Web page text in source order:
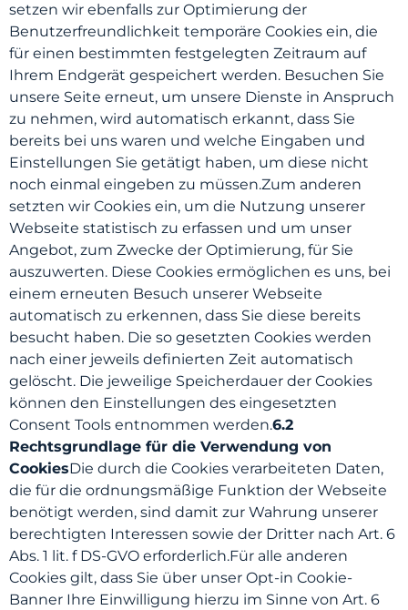
setzen wir ebenfalls zur Optimierung der
Benutzerfreundlichkeit temporäre Cookies ein, die
für einen bestimmten festgelegten Zeitraum auf
Ihrem Endgerät gespeichert werden. Besuchen Sie
unsere Seite erneut, um unsere Dienste in Anspruch
zu nehmen, wird automatisch erkannt, dass Sie
bereits bei uns waren und welche Eingaben und
Einstellungen Sie getätigt haben, um diese nicht
noch einmal eingeben zu müssen.Zum anderen
setzten wir Cookies ein, um die Nutzung unserer
Webseite statistisch zu erfassen und um unser
Angebot, zum Zwecke der Optimierung, für Sie
auszuwerten. Diese Cookies ermöglichen es uns, bei
einem erneuten Besuch unserer Webseite
automatisch zu erkennen, dass Sie diese bereits
besucht haben. Die so gesetzten Cookies werden
nach einer jeweils definierten Zeit automatisch
gelöscht. Die jeweilige Speicherdauer der Cookies
können den Einstellungen des eingesetzten
Consent Tools entnommen werden.6.2
Rechtsgrundlage für die Verwendung von
CookiesDie durch die Cookies verarbeiteten Daten,
die für die ordnungsmäßige Funktion der Webseite
benötigt werden, sind damit zur Wahrung unserer
berechtigten Interessen sowie der Dritter nach Art. 6
Abs. 1 lit. f DS-GVO erforderlich.Für alle anderen
Cookies gilt, dass Sie über unser Opt-in Cookie-
Banner Ihre Einwilligung hierzu im Sinne von Art. 6